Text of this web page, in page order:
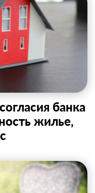
банка
жилье,